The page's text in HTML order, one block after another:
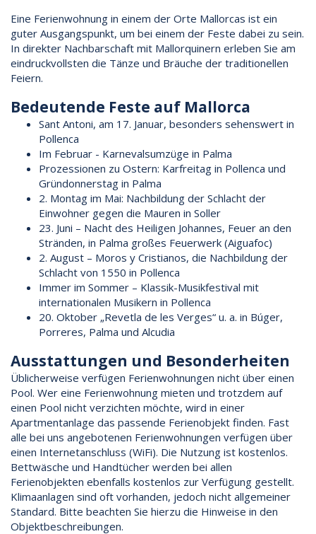
Eine Ferienwohnung in einem der Orte Mallorcas ist ein
guter Ausgangspunkt, um bei einem der Feste dabei zu sein.
In direkter Nachbarschaft mit Mallorquinern erleben Sie am
eindruckvollsten die Tänze und Bräuche der traditionellen
Feiern.
Bedeutende Feste auf Mallorca
Sant Antoni, am 17. Januar, besonders sehenswert in
Pollenca
Im Februar - Karnevalsumzüge in Palma
Prozessionen zu Ostern: Karfreitag in Pollenca und
Gründonnerstag in Palma
2. Montag im Mai: Nachbildung der Schlacht der
Einwohner gegen die Mauren in Soller
23. Juni – Nacht des Heiligen Johannes, Feuer an den
Stränden, in Palma großes Feuerwerk (Aiguafoc)
2. August – Moros y Cristianos, die Nachbildung der
Schlacht von 1550 in Pollenca
Immer im Sommer – Klassik-Musikfestival mit
internationalen Musikern in Pollenca
20. Oktober „Revetla de les Verges“ u. a. in Búger,
Porreres, Palma und Alcudia
Ausstattungen und Besonderheiten
Üblicherweise verfügen Ferienwohnungen nicht über einen
Pool. Wer eine Ferienwohnung mieten und trotzdem auf
einen Pool nicht verzichten möchte, wird in einer
Apartmentanlage das passende Ferienobjekt finden. Fast
alle bei uns angebotenen Ferienwohnungen verfügen über
einen Internetanschluss (WiFi). Die Nutzung ist kostenlos.
Bettwäsche und Handtücher werden bei allen
Ferienobjekten ebenfalls kostenlos zur Verfügung gestellt.
Klimaanlagen sind oft vorhanden, jedoch nicht allgemeiner
Standard. Bitte beachten Sie hierzu die Hinweise in den
Objektbeschreibungen.